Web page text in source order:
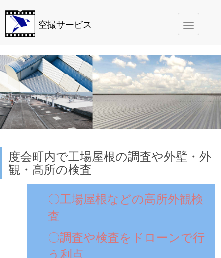
navigation
空撮サービス
度会町内で工場屋根の調査や外壁・外
観・高所の検査
〇工場屋根などの高所外観検
査
〇調査や検査をドローンで行
う利点